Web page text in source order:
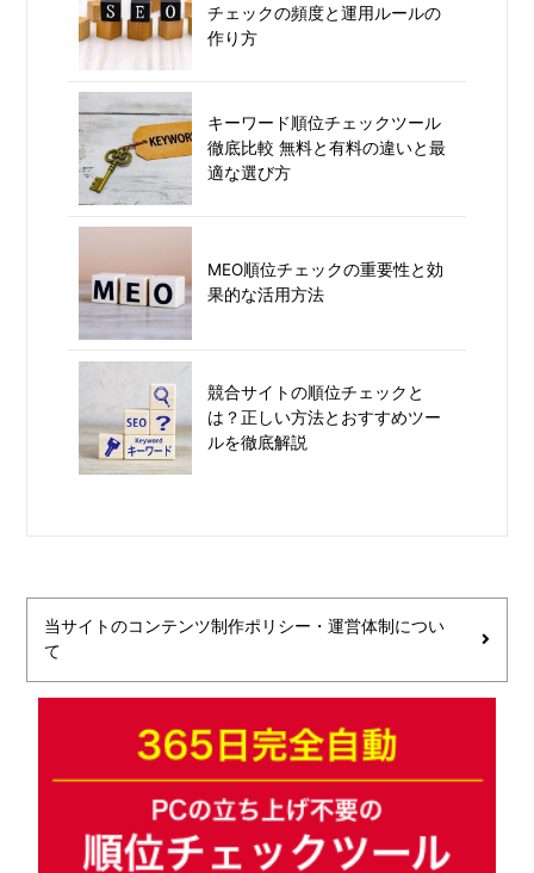
チェックの頻度と運用ルールの
作り方
キーワード順位チェックツール
徹底比較 無料と有料の違いと最
適な選び方
MEO順位チェックの重要性と効
果的な活用方法
競合サイトの順位チェックと
は？正しい方法とおすすめツー
ルを徹底解説
当サイトのコンテンツ制作ポリシー・運営体制につい
て